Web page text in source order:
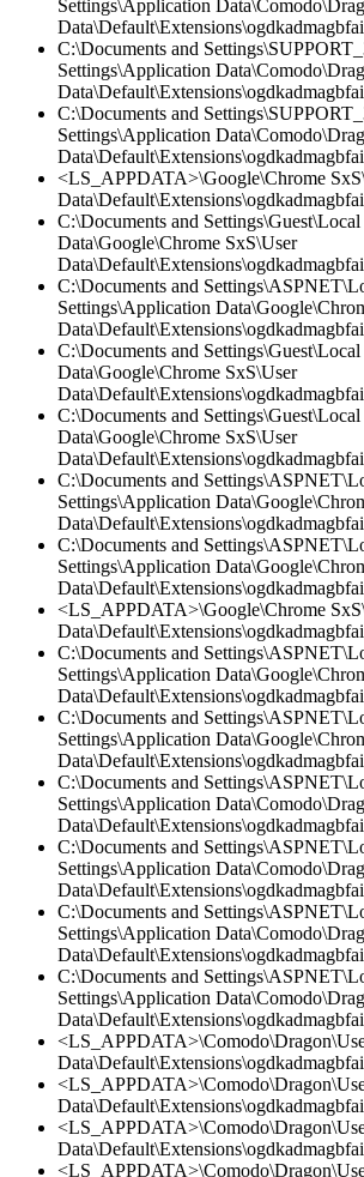
Settings\Application
C:\Documents and
Settings\Application
C:\Documents and
Settings\Application
<LS_APPDATA>\Google\Chrome
C:\Documents and
Data\Google\Chrome SxS\User
C:\Documents and
Settings\Application
C:\Documents and
Data\Google\Chrome SxS\User
C:\Documents and
Data\Google\Chrome SxS\User
C:\Documents and
Settings\Application
C:\Documents and
Settings\Application
<LS_APPDATA>\Google\Chrome
C:\Documents and
Settings\Application
C:\Documents and
Settings\Application
C:\Documents and
Settings\Application
C:\Documents and
Settings\Application
C:\Documents and
Settings\Application
C:\Documents and
Settings\Application